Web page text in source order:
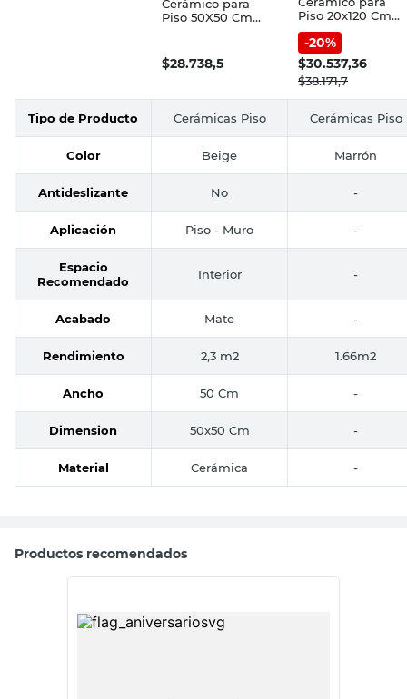
Cerámico para
Piso 50X50 Cm
Cerámica
Cañuelas
$28.738,5
Piso 20x120 Cm
Marrón Avellana
Pointer
-20%
$30.537,36
$38.171,7
Tipo de Producto Cerámicas Piso Cerámicas Piso
Color Beige Marrón
Antideslizante No -
Aplicación Piso - Muro -
Espacio
Recomendado
Interior -
Acabado Mate -
Rendimiento 2,3 m2 1.66m2
Ancho 50 Cm -
Dimension 50x50 Cm -
Material Cerámica -
Productos recomendados